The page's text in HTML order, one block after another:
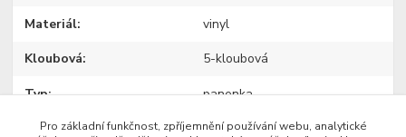
Materiál vinyl
Kloubová 5-kloubová
Typ panenka
Výrobce Paola Reina
Pro základní funkčnost, zpříjemnění používání webu, analytické